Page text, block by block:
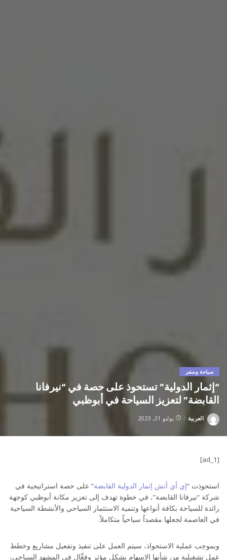
سياحة وسفر
“إثمار الدولية” تستحوذ على حصة في “نيرفانا
القابضة” لتعزيز السياحة في أبوظبي
Posted
العربية يوليو 21, 2023
[ad_1]
استحوذت “إي أي أتش إثمار الدولية القابضة” على حصة استراتيجية في
شركة “نيرفانا القابضة”، في خطوة تهدف إلى تعزيز مكانة أبوظبي كوجهة
رائدة للسياحة بكافة أنواعها وتنمية الاستثمار السياحي والأنشطة السياحية
في العاصمة لجعلها مقصداً سياحياً متكاملاً.
وبموجب عملية الاستحواذ، سيتم العمل على تنفيذ وتفعيل مشاريع وخطط
عمل تشغيلية من شأنها الإسهام بشكل مؤثر وفعِّال في المشهد السياحي،